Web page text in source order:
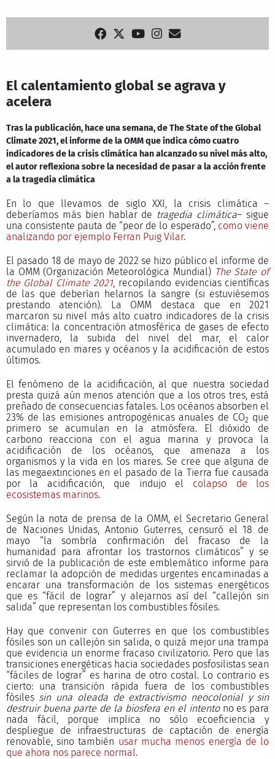
El calentamiento global se agrava y
acelera
Tras la publicación, hace una semana, de The State of the Global
Climate 2021, el informe de la OMM que indica cómo cuatro
indicadores de la crisis climática han alcanzado su nivel más alto,
el autor reflexiona sobre la necesidad de pasar a la acción frente
a la tragedia climática
En lo que llevamos de siglo XXI, la crisis climática –
deberíamos más bien hablar de tragedia climática– sigue
una consistente pauta de “peor de lo esperado”, como viene
analizando por ejemplo Ferran Puig Vilar.
El pasado 18 de mayo de 2022 se hizo público el informe de
la OMM (Organización Meteorológica Mundial) The State of
the Global Climate 2021, recopilando evidencias científicas
de las que deberían helarnos la sangre (si estuviésemos
prestando atención). La OMM destaca que en 2021
marcaron su nivel más alto cuatro indicadores de la crisis
climática: la concentración atmosférica de gases de efecto
invernadero, la subida del nivel del mar, el calor
acumulado en mares y océanos y la acidificación de estos
últimos.
El fenómeno de la acidificación, al que nuestra sociedad
presta quizá aún menos atención que a los otros tres, está
preñado de consecuencias fatales. Los océanos absorben el
23% de las emisiones antropogénicas anuales de CO2 que
primero se acumulan en la atmósfera. El dióxido de
carbono reacciona con el agua marina y provoca la
acidificación de los océanos, que amenaza a los
organismos y la vida en los mares. Se cree que alguna de
las megaextinciones en el pasado de la Tierra fue causada
por la acidificación, que indujo el colapso de los
ecosistemas marinos.
Según la nota de prensa de la OMM, el Secretario General
de Naciones Unidas, Antonio Guterres, censuró el 18 de
mayo “la sombría confirmación del fracaso de la
humanidad para afrontar los trastornos climáticos” y se
sirvió de la publicación de este emblemático informe para
reclamar la adopción de medidas urgentes encaminadas a
encarar una transformación de los sistemas energéticos
que es “fácil de lograr” y alejarnos así del “callejón sin
salida” que representan los combustibles fósiles.
Hay que convenir con Guterres en que los combustibles
fósiles son un callejón sin salida, o quizá mejor una trampa
que evidencia un enorme fracaso civilizatorio. Pero que las
transiciones energéticas hacia sociedades posfosilistas sean
“fáciles de lograr” es harina de otro costal. Lo contrario es
cierto: una transición rápida fuera de los combustibles
fósiles sin una oleada de extractivismo neocolonial y sin
destruir buena parte de la biosfera en el intentono es para
nada fácil, porque implica no sólo ecoeficiencia y
despliegue de infraestructuras de captación de energía
renovable, sino también usar mucha menos energía de lo
que ahora nos parece normal.